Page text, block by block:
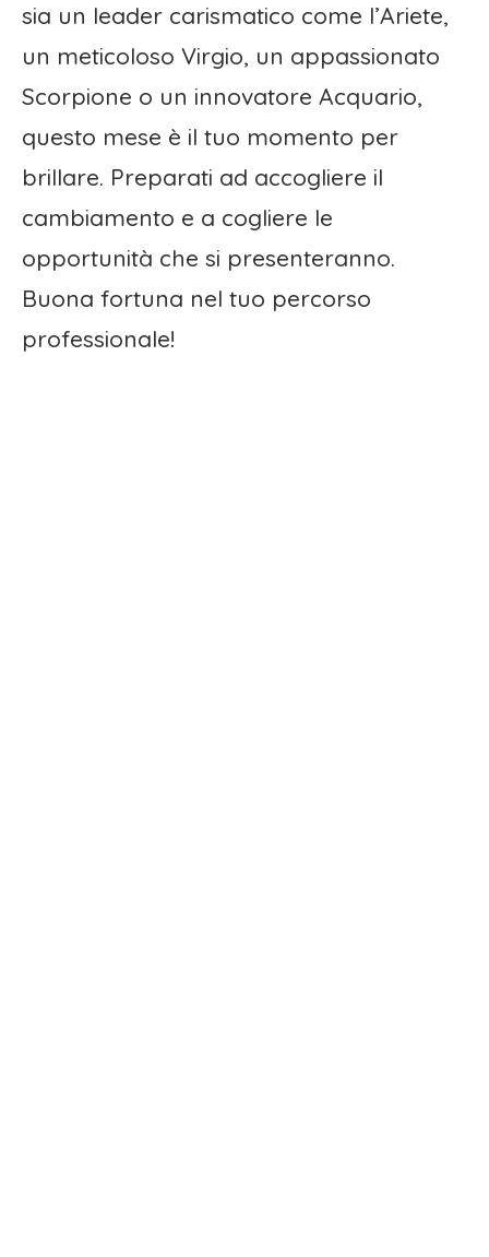
sia un leader carismatico come l’Ariete,
un meticoloso Virgio, un appassionato
Scorpione o un innovatore Acquario,
questo mese è il tuo momento per
brillare. Preparati ad accogliere il
cambiamento e a cogliere le
opportunità che si presenteranno.
Buona fortuna nel tuo percorso
professionale!